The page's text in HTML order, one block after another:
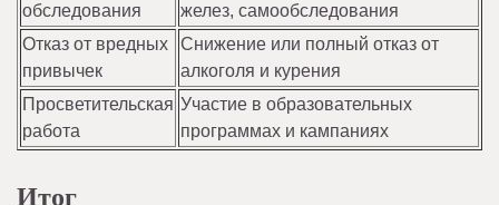
обследования
желез, самообследования
Отказ от вредных
привычек
Снижение или полный отказ от
алкоголя и курения
Просветительская
работа
Участие в образовательных
программах и кампаниях
Итог